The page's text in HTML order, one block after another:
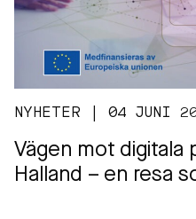
NYHETER | 04 JUNI
Vägen mot digitala
Halland – en resa